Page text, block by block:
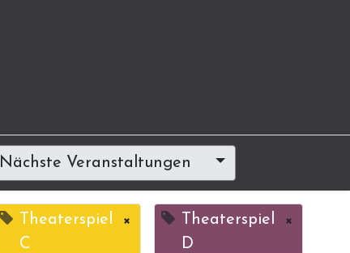
Nächste Veranstaltungen
Theaterspiel
C
×
Theaterspiel
D
×